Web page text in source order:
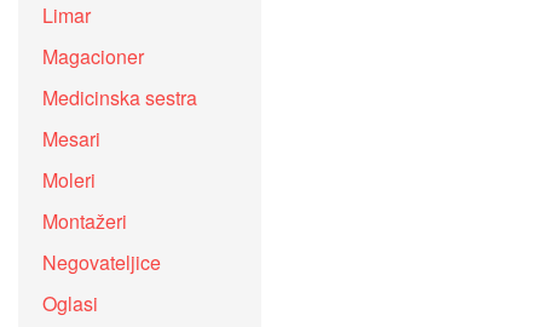
Limar
Magacioner
Medicinska sestra
Mesari
Moleri
Montažeri
Negovateljice
Oglasi